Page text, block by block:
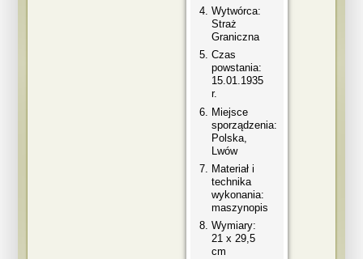
Wytwórca:
Straż
Graniczna
Czas
powstania:
15.01.1935
r.
Miejsce
sporządzenia:
Polska,
Lwów
Materiał i
technika
wykonania:
maszynopis
Wymiary:
21 x 29,5
cm